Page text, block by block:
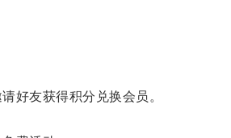
好友获得积分兑换会员。